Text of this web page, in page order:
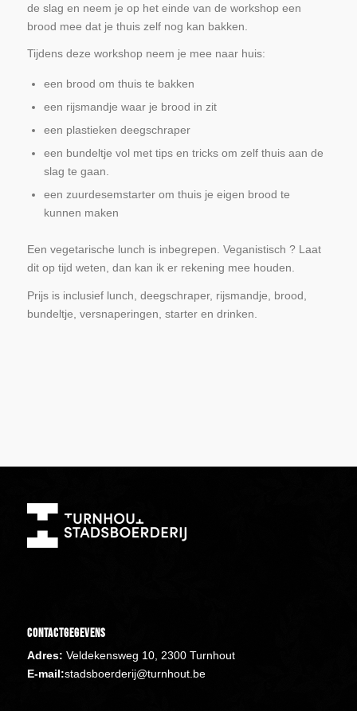
de slag en neem je op het einde van de workshop een
brood mee dat je thuis zelf nog kan bakken.
Tijdens deze workshop neem je mee naar huis:
een brood om thuis te bakken
een rijsmandje waar je brood in zit
een plastieken deegschraper
een bundeltje vol met tips en tricks om zelf thuis aan de
slag te gaan.
een zuurdesemstarter om thuis je eigen brood te
kunnen maken
Een vegetarische lunch is inbegrepen. Veganistisch ? Laat
dit op tijd weten, dan kan ik er rekening mee houden.
Prijs is inclusief lunch, deegschraper, rijsmandje, brood,
bundeltje, versnaperingen, starter en drinken.
Contactgegevens
Adres: Veldekensweg 10, 2300 Turnhout
E-mail:stadsboerderij@turnhout.be